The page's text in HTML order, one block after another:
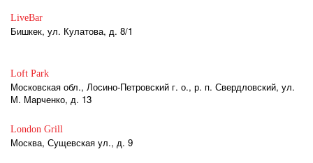
LiveBar
Бишкек, ул. Кулатова, д. 8/1
Loft Park
Московская обл., Лосино-Петровский г. о., р. п. Свердловский, ул.
М. Марченко, д. 13
London Grill
Москва, Сущевская ул., д. 9